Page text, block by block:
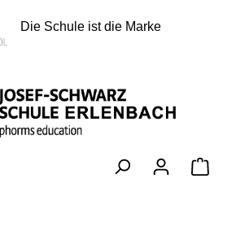
Die Schule ist die Marke